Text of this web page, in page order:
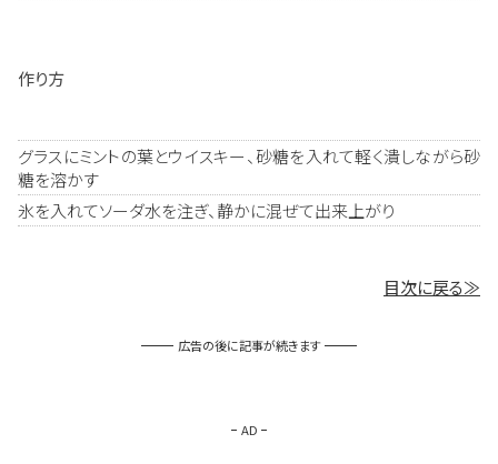
作り方
グラスにミントの葉とウイスキー、砂糖を入れて軽く潰しながら砂
糖を溶かす
氷を入れてソーダ水を注ぎ、静かに混ぜて出来上がり
目次に戻る≫
広告の後に記事が続きます
AD